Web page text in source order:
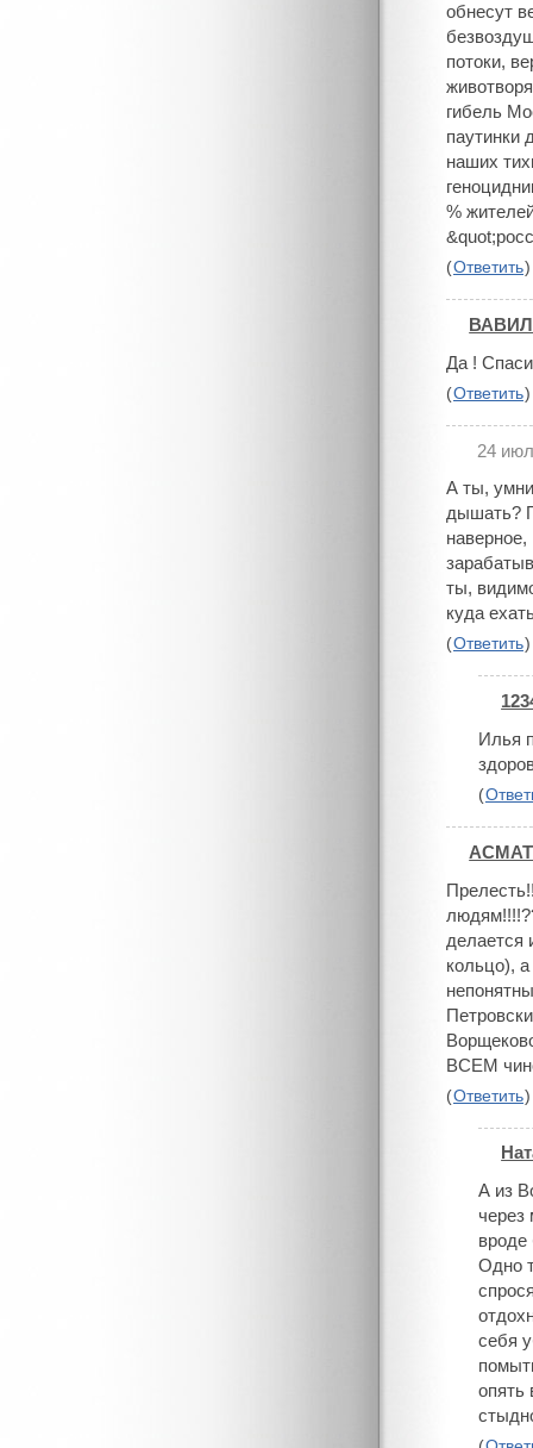
обнесут
потоки,
гибель
паутинки
наших
%
(Ответить)
#
Да !
(Ответить)
24
А ты,
дышать?
ты,
куда
(Ответить)
#
Илья
(
#
делается
кольцо),
ВСЕМ
(Ответить)
А из
через
вроде
Одно
себя
опять